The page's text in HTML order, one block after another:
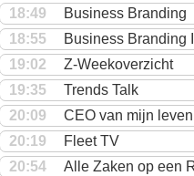
18:49
Business Branding
18:55
Business Branding
19:02
Z-Weekoverzicht
19:35
Trends Talk
20:09
CEO van mijn leven
20:19
Fleet TV
20:54
Alle Zaken op een